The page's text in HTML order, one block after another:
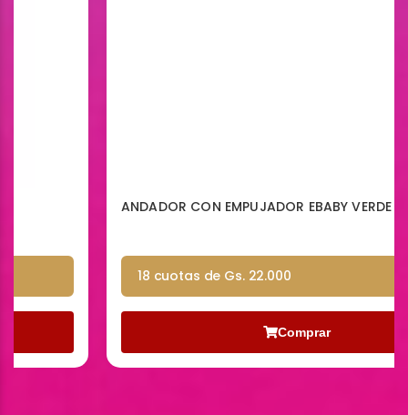
ANDADOR CON EMPUJADOR EBABY VERDE
18 cuotas de Gs. 22.000